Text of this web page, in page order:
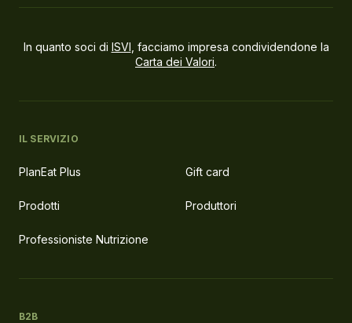
In quanto soci di ISVI , facciamo impresa condividendone la
Carta dei Valori.
IL SERVIZIO
PlanEat Plus Gift card
Prodotti Produttori
Professioniste Nutrizione
B2B